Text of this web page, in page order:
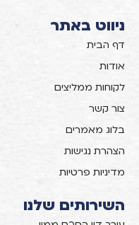
ניווט באתר
דף הבית
אודות
לקוחות ממליצים
צור קשר
בלוג מאמרים
הצהרת נגישות
מדיניות פרטיות
השירותים שלנו